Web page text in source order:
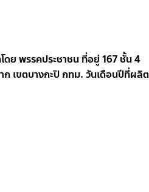
ย พรรคประชาชน ที่อยู่ 167 ชั้น 4
เขตบางกะปิ กทม. วันเดือนปีที่ผลิต